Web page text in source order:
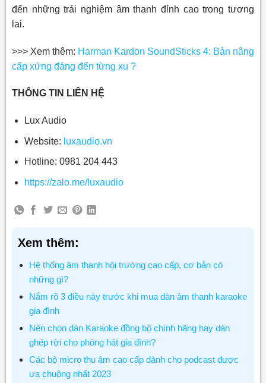
đến những trải nghiệm âm thanh đỉnh cao trong tương
lai.
>>> Xem thêm: Harman Kardon SoundSticks 4: Bản nâng
cấp xứng đáng đến từng xu ?
THÔNG TIN LIÊN HỆ
Lux Audio
Website: luxaudio.vn
Hotline: 0981 204 443
https://zalo.me/luxaudio
Xem thêm:
Hệ thống âm thanh hội trường cao cấp, cơ bản có
những gì?
Nắm rõ 3 điều này trước khi mua dàn âm thanh karaoke
gia đình
Nên chọn dàn Karaoke đồng bộ chính hãng hay dàn
ghép rời cho phòng hát gia đình?
Các bộ micro thu âm cao cấp dành cho podcast được
ưa chuộng nhất 2023